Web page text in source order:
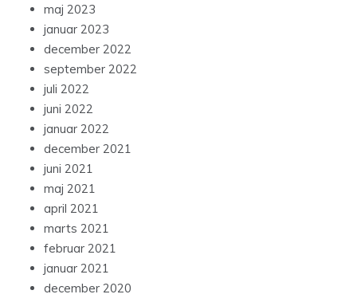
maj 2023
januar 2023
december 2022
september 2022
juli 2022
juni 2022
januar 2022
december 2021
juni 2021
maj 2021
april 2021
marts 2021
februar 2021
januar 2021
december 2020